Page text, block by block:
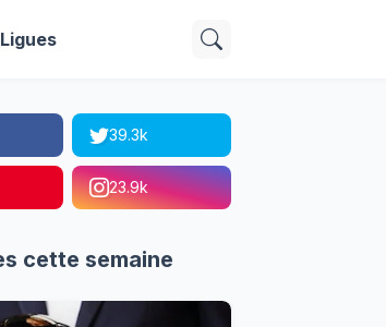
39.3k
23.9k
cette semaine